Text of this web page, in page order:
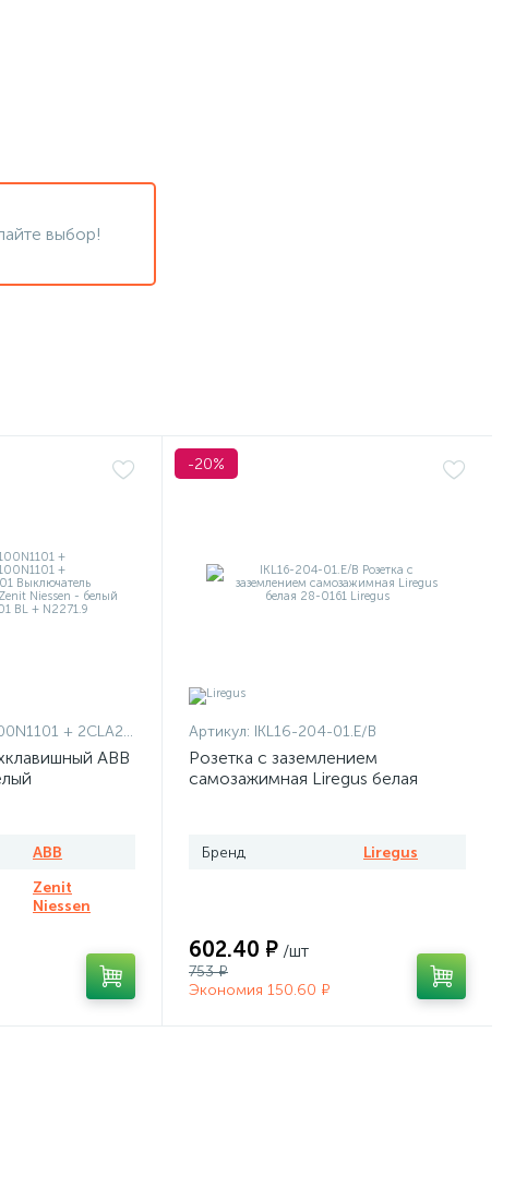
выбор!
+ 2CLA227190N1001
ABB
ABB
Zenit
Niessen
-20%
Артикул: IKL16-204-01.E/B
Розетка с заземлением
самозажимная Liregus белая
Бренд Liregus
602.40 ₽ /шт
753 ₽
Экономия 150.60 ₽